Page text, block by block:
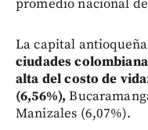
promedio nacional
La capital
ciudades
alta del costo de
(6,56%),
Manizales (6,07%).